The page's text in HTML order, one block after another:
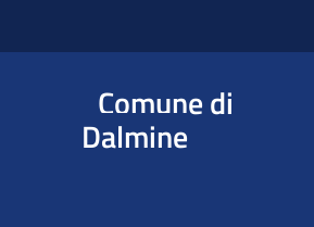
Comune di
Dalmine